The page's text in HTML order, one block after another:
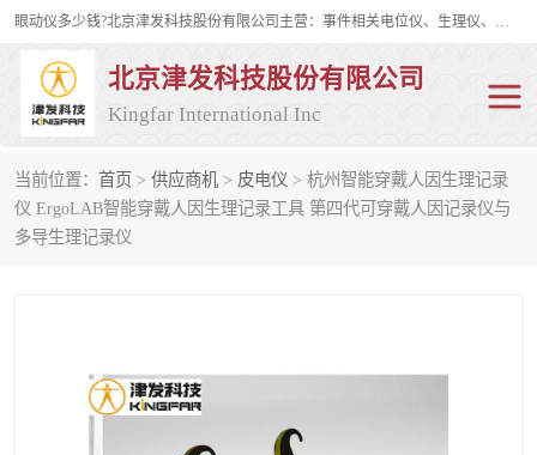
眼动仪多少钱?北京津发科技股份有限公司主营：事件相关电位仪、生理仪、肌电仪、脑电仪、皮电仪、眼动仪；是国家级高新技术企业、科技部认定的科技型中小企业和中关村高新技术企业，具备保密资格，具备自主进出口经营权；自主研发技术、产品与服务荣获多项省部级科学技术奖励、国家发明专利、国家软件著作权和省部级新技术新产品（服务）认证。
北京津发科技股份有限公司
Kingfar International Inc
当前位置： 首页 > 供应商机 > 皮电仪 > 杭州智能穿戴人因生理记录
仪 ErgoLAB智能穿戴人因生理记录工具 第四代可穿戴人因记录仪与
多导生理记录仪
皮电仪 脑电仪
行为观察与表情分析
人机交互实验室